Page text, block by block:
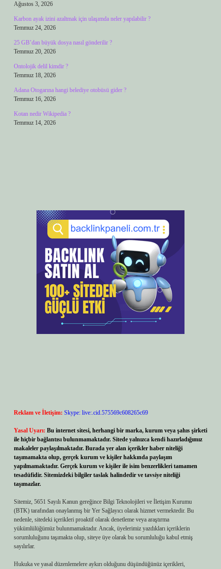
Ağustos 3, 2026
Karbon ayak izini azaltmak için ulaşımda neler yapılabilir ?
Temmuz 24, 2026
25 GB’dan büyük dosya nasıl gönderilir ?
Temmuz 20, 2026
Ontolojik delil kimdir ?
Temmuz 18, 2026
Adana Otogarına hangi belediye otobüsü gider ?
Temmuz 16, 2026
Kotan nedir Wikipedia ?
Temmuz 14, 2026
Reklam ve İletişim: Skype: live:.cid.575569c608265c69
Yasal Uyarı: Bu internet sitesi, herhangi bir marka, kurum veya şahıs şirketi
ile hiçbir bağlantısı bulunmamaktadır. Sitede yalnızca kendi hazırladığımız
makaleler paylaşılmaktadır. Burada yer alan içerikler haber niteliği
taşımamakta olup, gerçek kurum ve kişiler hakkında paylaşım
yapılmamaktadır. Gerçek kurum ve kişiler ile isim benzerlikleri tamamen
tesadüfidir. Sitemizdeki bilgiler taslak halindedir ve tavsiye niteliği
taşımazlar.
Sitemiz, 5651 Sayılı Kanun gereğince Bilgi Teknolojileri ve İletişim Kurumu
(BTK) tarafından onaylanmış bir Yer Sağlayıcı olarak hizmet vermektedir. Bu
nedenle, sitedeki içerikleri proaktif olarak denetleme veya araştırma
yükümlülüğümüz bulunmamaktadır. Ancak, üyelerimiz yazdıkları içeriklerin
sorumluluğunu taşımakta olup, siteye üye olarak bu sorumluluğu kabul etmiş
sayılırlar.
Hukuka ve yasal düzenlemelere aykırı olduğunu düşündüğünüz içerikleri,